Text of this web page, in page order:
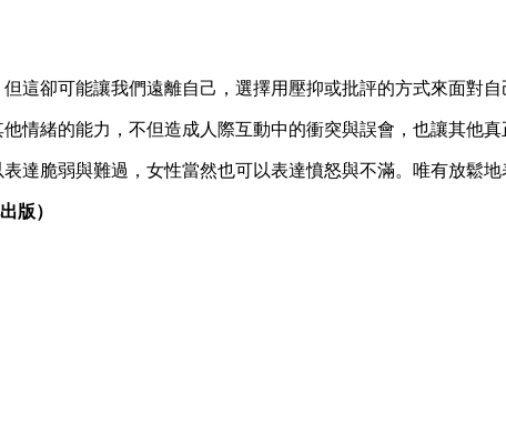
這卻可能讓我們遠離自己，選擇用壓抑或批評的方式來面對自
情緒的能力，不但造成人際互動中的衝突與誤會，也讓其他真
達脆弱與難過，女性當然也可以表達憤怒與不滿。唯有放鬆地
版）